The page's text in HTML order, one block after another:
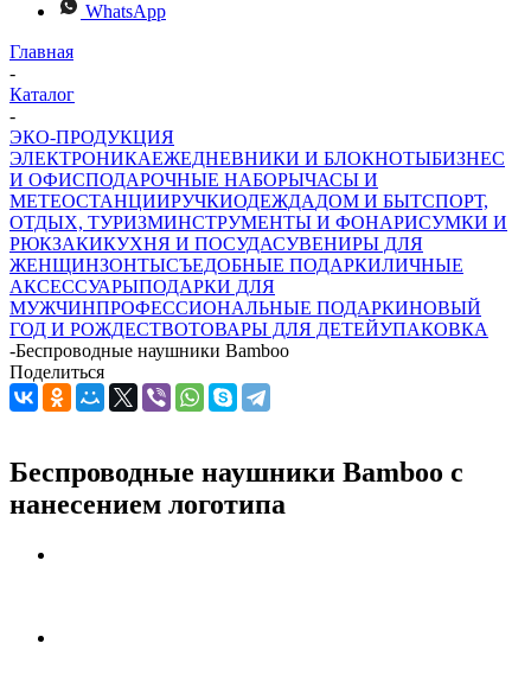
WhatsApp
Главная
-
Каталог
-
ЭКО-ПРОДУКЦИЯ
ЭЛЕКТРОНИКАЕЖЕДНЕВНИКИ И БЛОКНОТЫБИЗНЕС
И ОФИСПОДАРОЧНЫЕ НАБОРЫЧАСЫ И
МЕТЕОСТАНЦИИРУЧКИОДЕЖДАДОМ И БЫТСПОРТ,
ОТДЫХ, ТУРИЗМИНСТРУМЕНТЫ И ФОНАРИСУМКИ И
РЮКЗАКИКУХНЯ И ПОСУДАСУВЕНИРЫ ДЛЯ
ЖЕНЩИНЗОНТЫСЪЕДОБНЫЕ ПОДАРКИЛИЧНЫЕ
АКСЕССУАРЫПОДАРКИ ДЛЯ
МУЖЧИНПРОФЕССИОНАЛЬНЫЕ ПОДАРКИНОВЫЙ
ГОД И РОЖДЕСТВОТОВАРЫ ДЛЯ ДЕТЕЙУПАКОВКА
-Беспроводные наушники Bamboo
Поделиться
Беспроводные наушники Bamboo с
нанесением логотипа